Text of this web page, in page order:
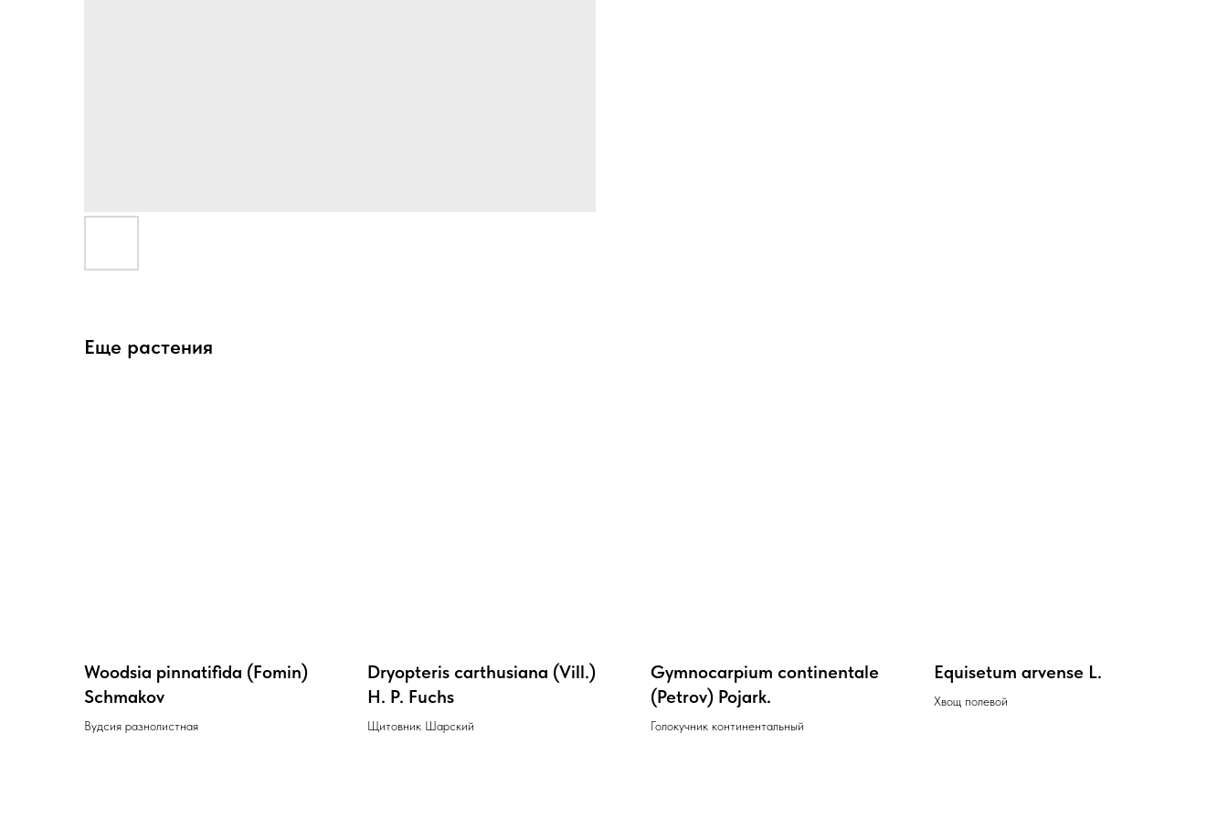
Еще растения
Woodsia pinnatifida (Fomin)
Schmakov
Вудсия разнолистная
Dryopteris carthusiana (Vill.)
H. P. Fuchs
Щитовник Шарский
Gymnocarpium continentale
(Petrov) Pojark.
Голокучник континентальный
Equisetum arvense L.
Хвощ полевой